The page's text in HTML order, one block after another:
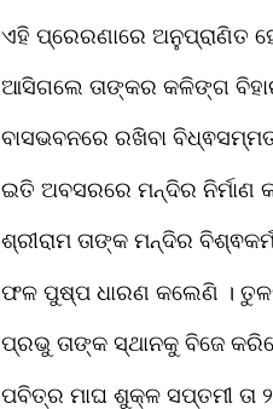
ଏହି ପ୍ରେରଣାରେ ଅନୁପ୍ରାଣିତ
ଆସିଗଲେ ତାଙ୍କର କଳିଙ୍ଗ
ବାସଭବନରେ ରଖିବା
ଇତି ଅବସରରେ ମନ୍ଦିର ନିର୍ମାଣ
ଶ୍ରୀରାମ ତାଙ୍କ ମନ୍ଦିର
ଫଳ ପୁଷ୍ପ ଧାରଣ କଲେଣି ।
ପ୍ରଭୁ ତାଙ୍କ ସ୍ଥାନକୁ ବିଜେ
ପବିତ୍ର ମାଘ ଶୁକ୍ଳ ସପ୍ତମୀ ତା